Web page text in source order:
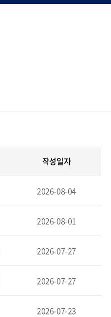
작성일자
2026-08-04
2026-08-01
2026-07-27
2026-07-27
2026-07-23